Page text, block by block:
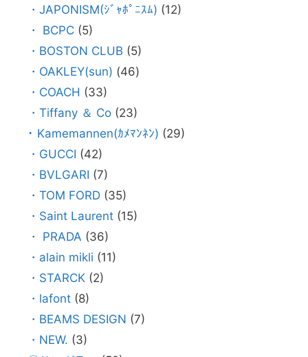
・JAPONISM(ｼﾞｬﾎﾟﾆｽﾑ) (12)
・ BCPC (5)
・BOSTON CLUB (5)
・OAKLEY(sun) (46)
・COACH (33)
・Tiffany ＆ Co (23)
･ Kamemannen(ｶﾒﾏﾝﾈﾝ) (29)
・GUCCI (42)
・BVLGARI (7)
・TOM FORD (35)
・Saint Laurent (15)
・ PRADA (36)
・alain mikli (11)
・STARCK (2)
・lafont (8)
・BEAMS DESIGN (7)
・NEW. (3)